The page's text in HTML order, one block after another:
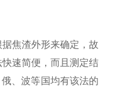
焦渣外形来确定，故
速简便，而且测定结
、波等国均有该法的